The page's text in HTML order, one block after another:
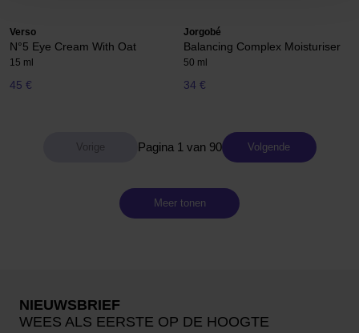
Verso
N°5 Eye Cream With Oat
15 ml
45 €
Jorgobé
Balancing Complex Moisturiser
50 ml
34 €
Pagina 1 van 90 Volgende
Meer tonen
NIEUWSBRIEF
WEES ALS EERSTE OP DE HOOGTE